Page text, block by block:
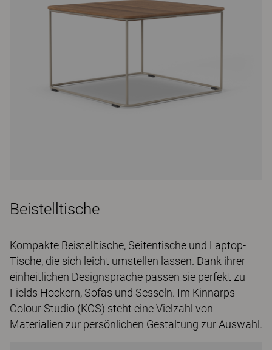
Beistelltische
Kompakte Beistelltische, Seitentische und Laptop-
Tische, die sich leicht umstellen lassen. Dank ihrer
einheitlichen Designsprache passen sie perfekt zu
Fields Hockern, Sofas und Sesseln. Im Kinnarps
Colour Studio (KCS) steht eine Vielzahl von
Materialien zur persönlichen Gestaltung zur Auswahl.